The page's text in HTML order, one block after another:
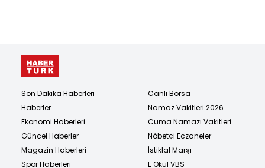
Son Dakika Haberleri
Haberler
Ekonomi Haberleri
Güncel Haberler
Magazin Haberleri
Spor Haberleri
Canlı Borsa
Namaz Vakitleri 2026
Cuma Namazı Vakitleri
Nöbetçi Eczaneler
İstiklal Marşı
E Okul VBS